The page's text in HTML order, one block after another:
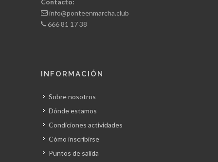
info@ponteenmarcha.club
666 81 17 38
INFORMACIÓN
Sobre nosotros
Dónde estamos
Condiciones actividades
Cómo inscribirse
Puntos de salida